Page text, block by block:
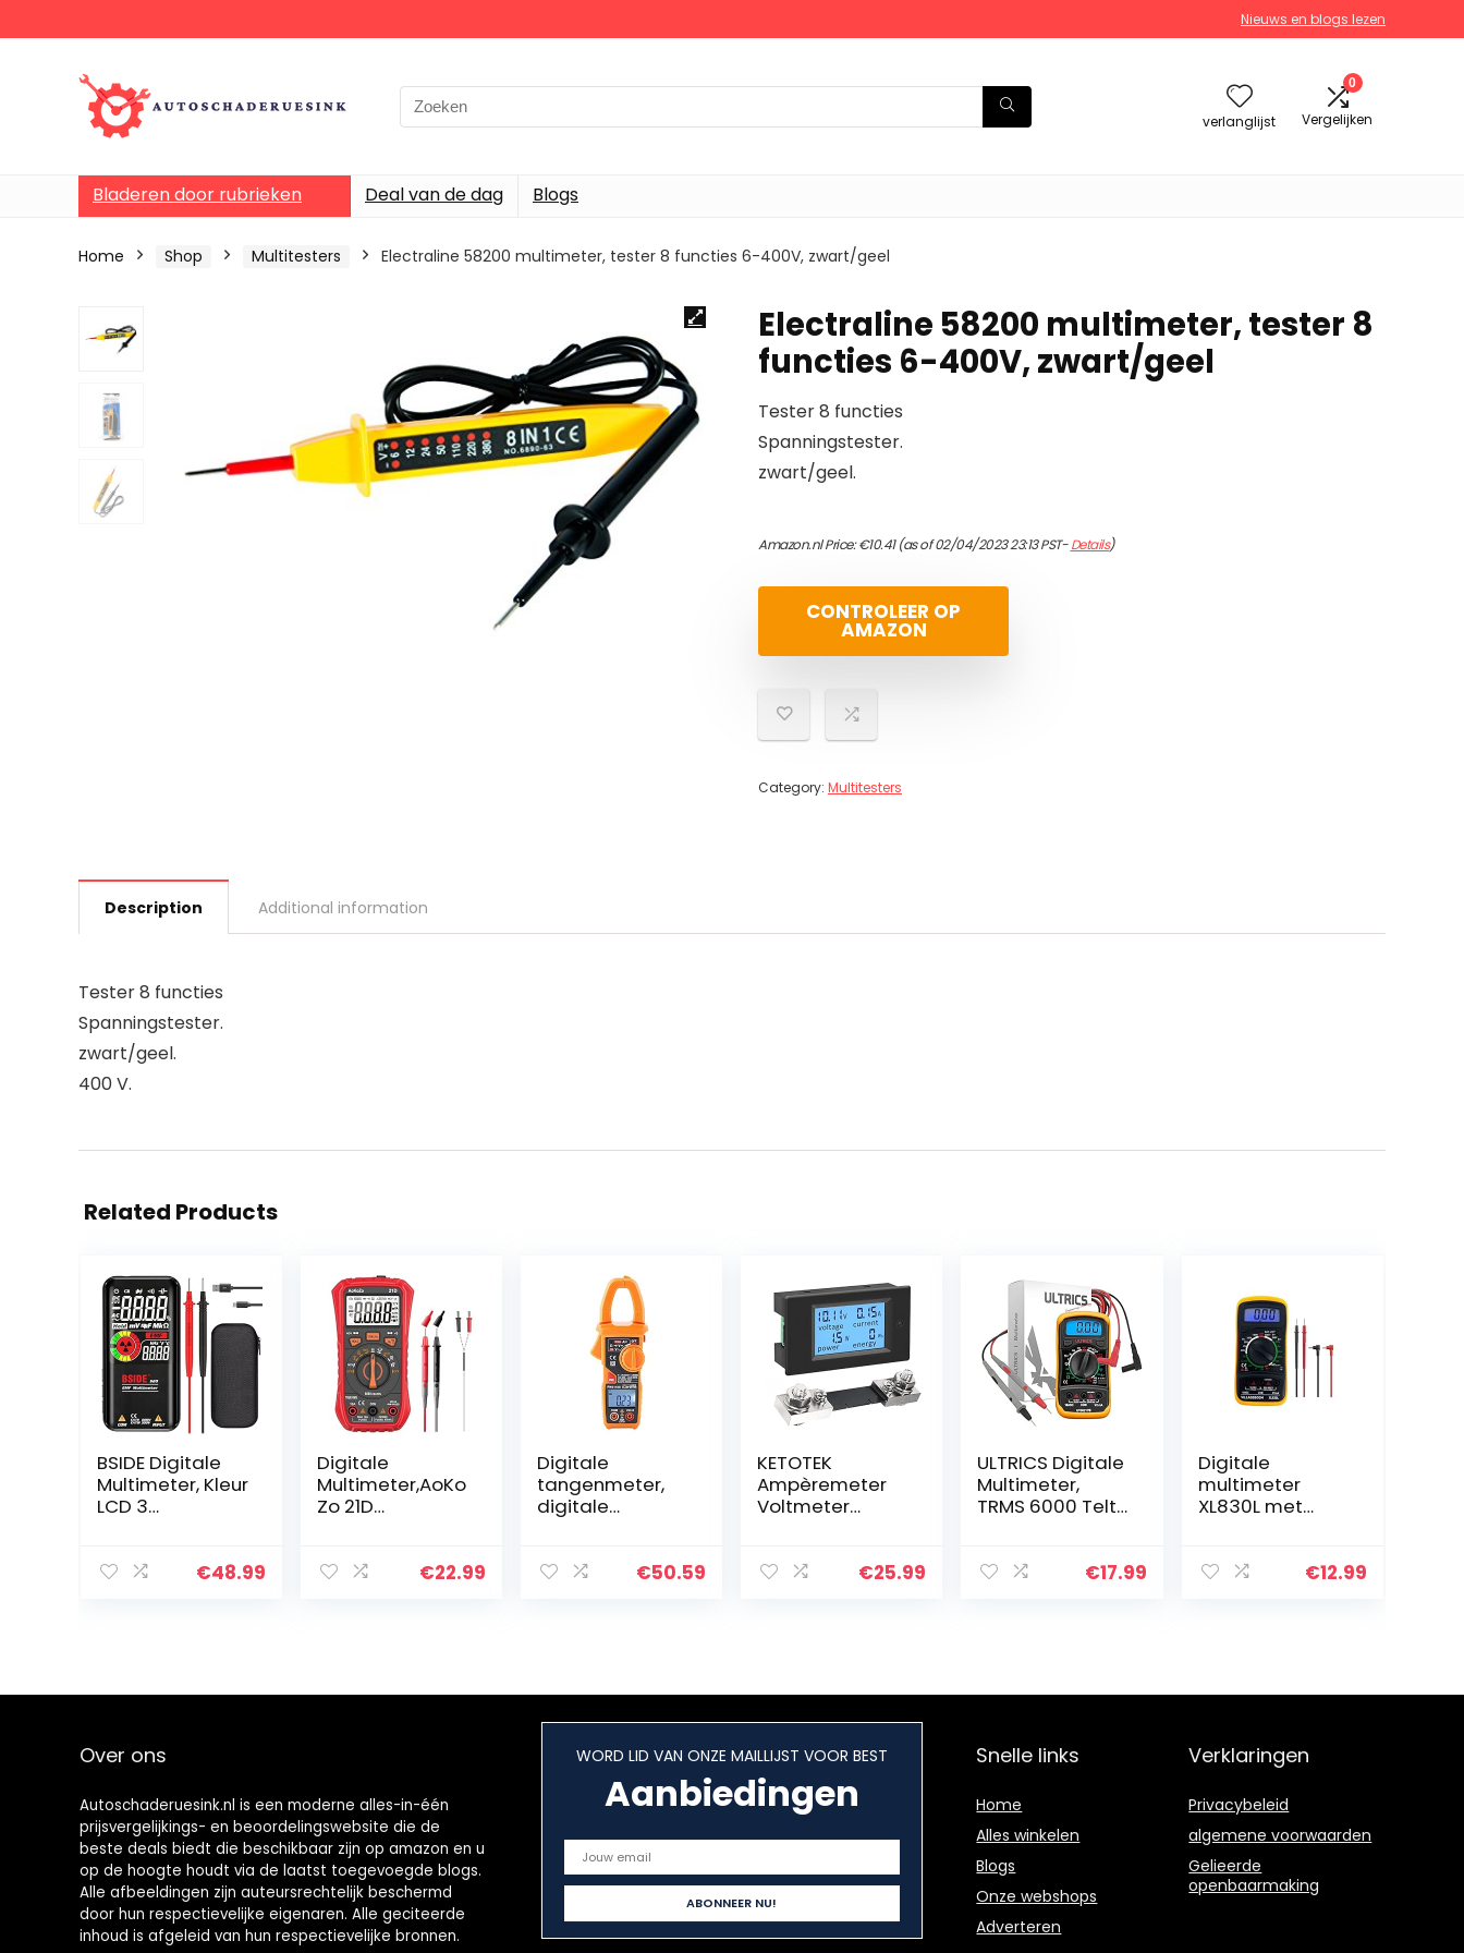
Nieuws en blogs lezen
verlanglijst
0
Vergelijken
Bladeren door rubrieken Deal van de dag Blogs
Home Shop Multitesters Electraline 58200 multimeter, tester 8 functies 6-400V, zwart/geel
Electraline 58200 multimeter, tester 8
functies 6-400V, zwart/geel
Tester 8 functies
Spanningstester.
zwart/geel.
Amazon.nl Price:€10.41(as of 02/04/2023 23:13 PST-Details)
CONTROLEER OP
AMAZON
Category: Multitesters
Description Additional information
Tester 8 functies
Spanningstester.
zwart/geel.
400 V.
Related Products
BSIDE Digitale
Multimeter, Kleur
LCD 3
Telt Auto Range
€48.99
Digitale
Multimeter,AoKo
Zo 21D
€22.99
Digitale
tangenmeter,
digitale
draagbare€50.59
KETOTEK
Ampèremeter
Voltmeter
100A shunt Volt
€25.99
ULTRICS Digitale
Multimeter,
TRMS 6000 Telt
Bereik
€17.99
Digitale
multimeter
XL830L met
ichting,
€12.99
Over ons
Autoschaderuesink.nl is een moderne alles-in-één
prijsvergelijkings- en beoordelingswebsite die de
beste deals biedt die beschikbaar zijn op amazon en u
op de hoogte houdt via de laatst toegevoegde blogs.
Alle afbeeldingen zijn auteursrechtelijk beschermd
door hun respectievelijke eigenaren. Alle geciteerde
inhoud is afgeleid van hun respectievelijke bronnen.
WORD LID VAN ONZE MAILLIJST VOOR BEST
Aanbiedingen
Snelle links
Home
Alles winkelen
Blogs
Onze webshops
Adverteren
Verklaringen
Privacybeleid
algemene voorwaarden
Gelieerde
openbaarmaking